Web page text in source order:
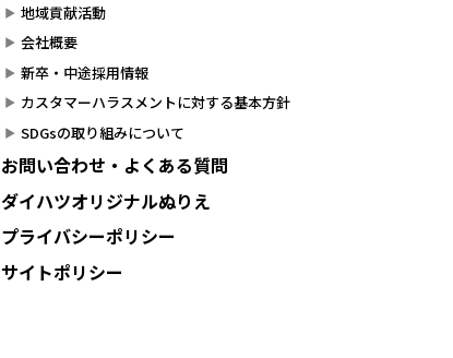
地域貢献活動
会社概要
新卒・中途採用情報
カスタマーハラスメントに対する基本方針
SDGsの取り組みについて
お問い合わせ・よくある質問
ダイハツオリジナルぬりえ
プライバシーポリシー
サイトポリシー